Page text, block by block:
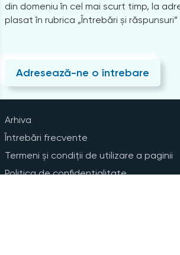
din domeniu în cel mai scurt timp, la
plasat în rubrica „Întrebări și răspunsuri”
Adresează-ne o întrebare
Arhiva
Întrebări frecvente
Termeni și condiții de utilizare a paginii
Politica de confidențialitate